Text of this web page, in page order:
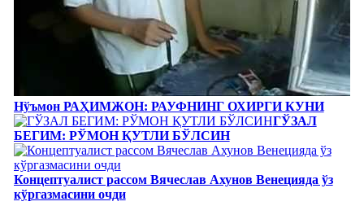
Нўъмон РАҲИМЖОН: РАУФНИНГ ОХИРГИ КУНИ
ГЎЗАЛ
БЕГИМ: РЎМОН ҚУТЛИ БЎЛСИН
Концептуалист рассом Вячеслав Ахунов Венецияда ўз
кўргазмасини очди